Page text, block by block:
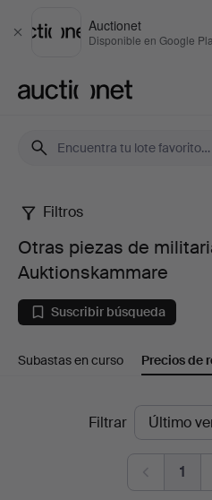
Cerrar
Auctionet
Disponible en Google
Otras
piezas
de
militaria
Filtros
Otras piezas de
Auktionskammare
Suscribir búsqueda
Subastas en curso Precios de
Filtrar
1